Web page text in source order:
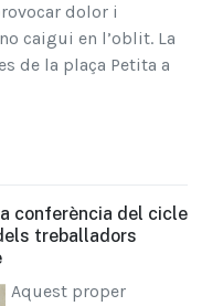
dolor i
caigui en l’oblit. La
de la plaça Petita a
conferència del cicle
treballadors
Aquest proper